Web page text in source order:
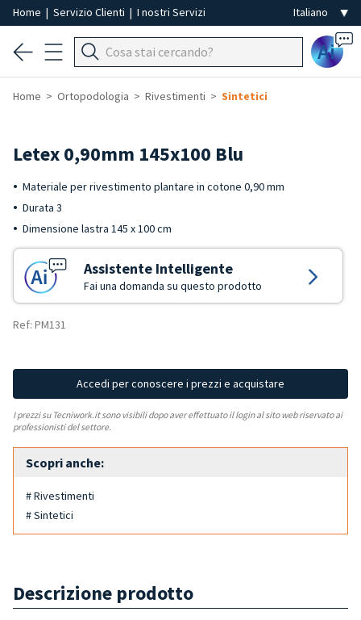
Home | Servizio Clienti | I nostri Servizi
Ai
Home Ortopodologia Rivestimenti Sintetici
Letex 0,90mm 145x100 Blu
Materiale per rivestimento plantare in cotone 0,90 mm
Durata 3
Dimensione lastra 145 x 100 cm
Assistente Intelligente
Fai una domanda su questo prodotto
Ref: PM131
Accedi per conoscere i prezzi e acquistare
I prezzi su Tecniwork.it sono visibili dopo aver effettuato il login al sito web riservato ai
professionisti del settore.
Scopri anche:
# Rivestimenti
# Sintetici
Descrizione prodotto